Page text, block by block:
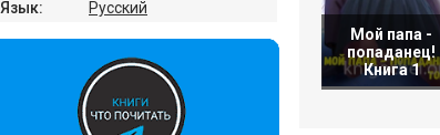
Мой папа -
попаданец!
Книга 1
Язык:
Русский